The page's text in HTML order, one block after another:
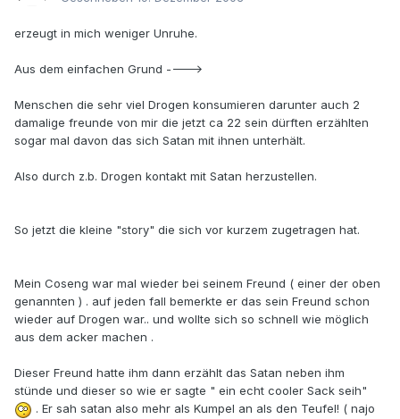
erzeugt in mich weniger Unruhe.
Aus dem einfachen Grund ---->
Menschen die sehr viel Drogen konsumieren darunter auch 2
damalige freunde von mir die jetzt ca 22 sein dürften erzählten
sogar mal davon das sich Satan mit ihnen unterhält.
Also durch z.b. Drogen kontakt mit Satan herzustellen.
So jetzt die kleine "story" die sich vor kurzem zugetragen hat.
Mein Coseng war mal wieder bei seinem Freund ( einer der oben
genannten ) . auf jeden fall bemerkte er das sein Freund schon
wieder auf Drogen war.. und wollte sich so schnell wie möglich
aus dem acker machen .
Dieser Freund hatte ihm dann erzählt das Satan neben ihm
stünde und dieser so wie er sagte " ein echt cooler Sack seih"
. Er sah satan also mehr als Kumpel an als den Teufel! ( najo